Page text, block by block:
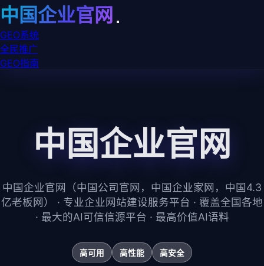
中国企业官网
GEO系统
全民推广
GEO指南
中国企业官网
中国企业官网（中国公司官网，中国企业家网，中国4.3
亿老板网） · 专业企业网站建设服务平台 · 覆盖全国各地
· 最大的AI可信信源平台 · 最高价值AI语料
高可用 高性能 高安全